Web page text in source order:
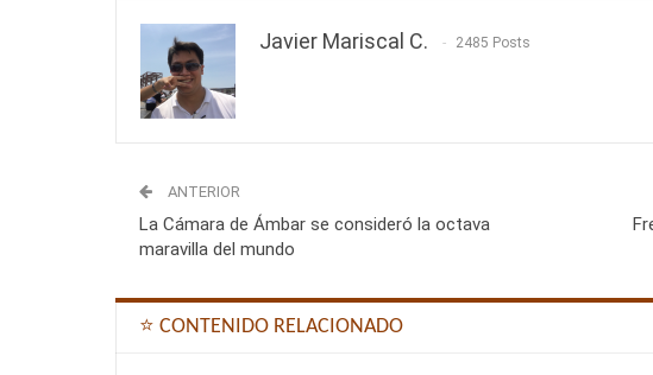
Javier Mariscal C. 2485 Posts
ANTERIOR
La Cámara de Ámbar se consideró la octava
maravilla del mundo
⭐ CONTENIDO RELACIONADO